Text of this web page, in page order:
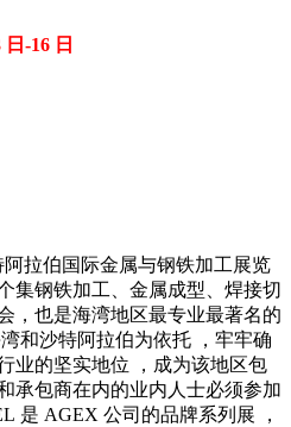
-16 日
阿拉伯国际金属与钢铁加工展览
集钢铁加工、金属成型、焊接切
，也是海湾地区最专业最著名的
和沙特阿拉伯为依托 ，牢牢确
业的坚实地位 ，成为该地区包
承包商在内的业内人士必须参加
是 AGEX 公司的品牌系列展 ，